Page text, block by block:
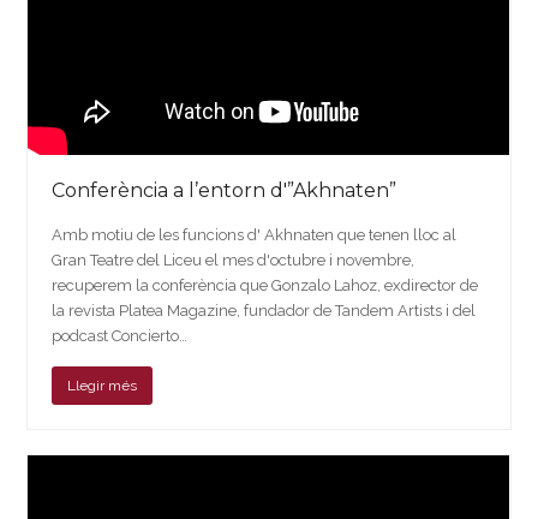
Conferència a l’entorn d'”Akhnaten”
Amb motiu de les funcions d' Akhnaten que tenen lloc al
Gran Teatre del Liceu el mes d'octubre i novembre,
recuperem la conferència que Gonzalo Lahoz, exdirector de
la revista Platea Magazine, fundador de Tandem Artists i del
podcast Concierto…
Llegir més